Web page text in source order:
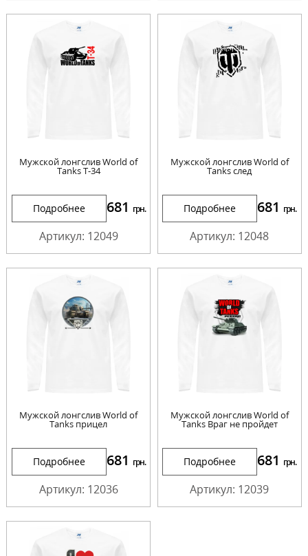
Мужской лонгслив World of
Tanks Т-34
Подробнее 681 грн.
Артикул: 12049
Мужской лонгслив World of
Tanks след
Подробнее 681 грн.
Артикул: 12048
Мужской лонгслив World of
Tanks прицел
Подробнее 681 грн.
Артикул: 12036
Мужской лонгслив World of
Tanks Враг не пройдет
Подробнее 681 грн.
Артикул: 12039